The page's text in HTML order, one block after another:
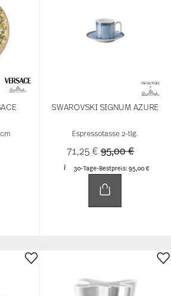
SWAROVSKI SIGNUM AZURE
Espressotasse 2-tlg.
71,25 €Price reduced
95,00 €to
30-Tage-Bestpreis: 95,00 €